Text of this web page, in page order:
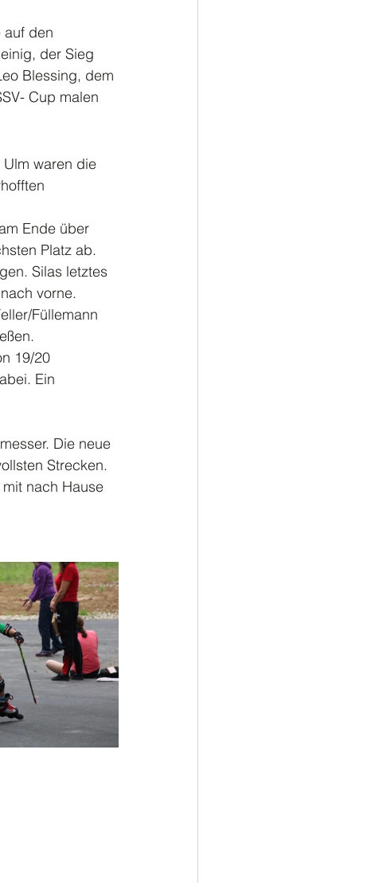
auf den
der Sieg
Blessing, dem
Cup malen
Ulm waren die
Ende über
Platz ab.
Silas letztes
vorne.
Füllemann
19/20
Ein
Die neue
Strecken.
nach Hause